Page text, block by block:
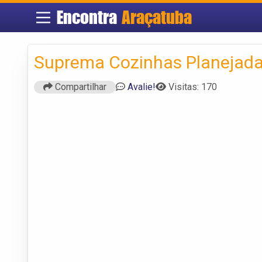
EncontraAraçatuba
Suprema Cozinhas
Compartilhar Avalie! Visitas: 170